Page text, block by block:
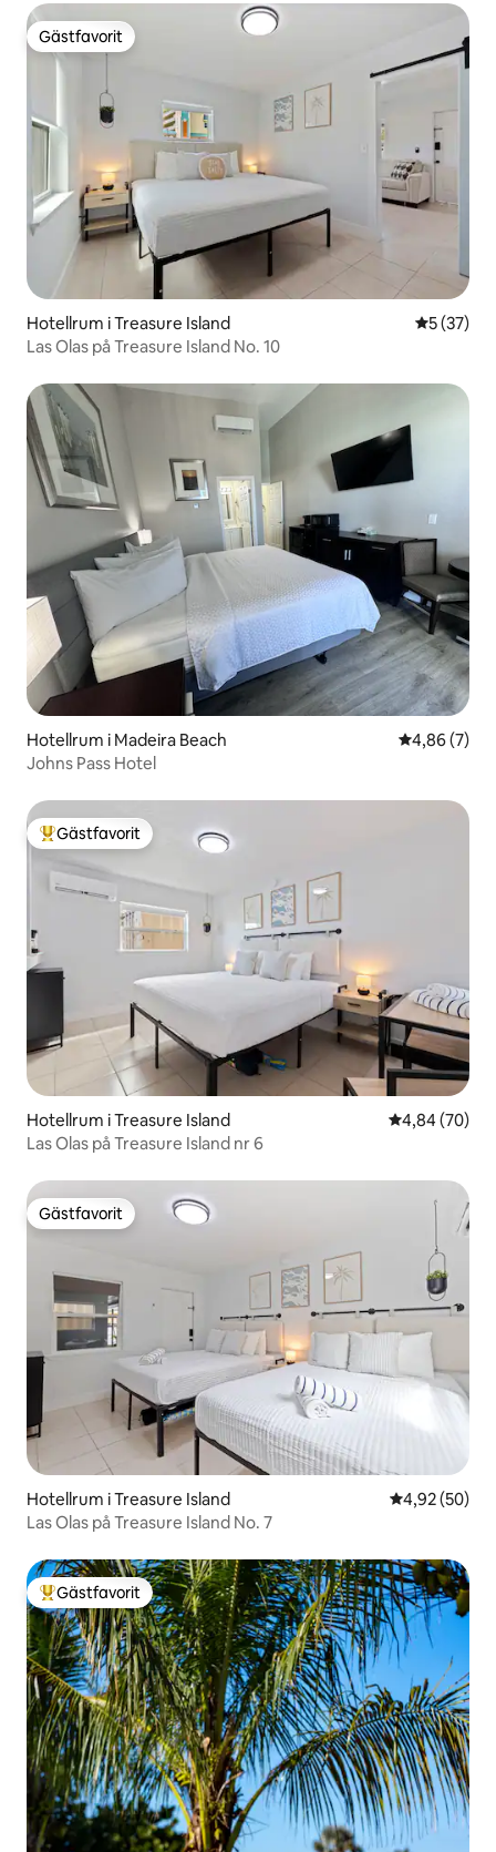
Gästfavorit
Gästfavorit
Hotellrum i Treasure Island 5 av 5 i
5 (37)
Las Olas på Treasure Island No. 10
Hotellrum i Madeira Beach 4,86 av 5 i
4,86 (7)
Johns Pass Hotel
Populär gästfavorit
Gästfavorit
Hotellrum i Treasure Island 4,84 av 5 i
4,84 (70)
Las Olas på Treasure Island nr 6
Gästfavorit
Gästfavorit
Hotellrum i Treasure Island 4,92 av 5 i
4,92 (50)
Las Olas på Treasure Island No. 7
Populär gästfavorit
Gästfavorit